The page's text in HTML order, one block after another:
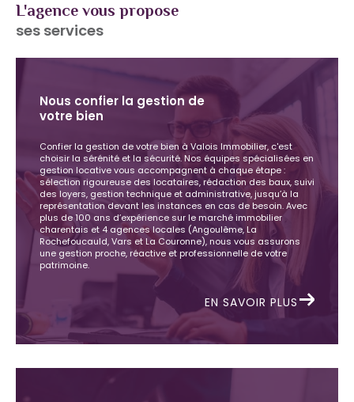
L'agence vous propose
ses services
Nous confier la gestion de
votre bien
Confier la gestion de votre bien à Valois Immobilier, c'est
choisir la sérénité et la sécurité. Nos équipes spécialisées en
gestion locative vous accompagnent à chaque étape :
sélection rigoureuse des locataires, rédaction des baux, suivi
des loyers, gestion technique et administrative, jusqu’à la
représentation devant les instances en cas de besoin. Avec
plus de 100 ans d’expérience sur le marché immobilier
charentais et 4 agences locales (Angoulême, La
Rochefoucauld, Vars et La Couronne), nous vous assurons
une gestion proche, réactive et professionnelle de votre
patrimoine.
EN SAVOIR PLUS